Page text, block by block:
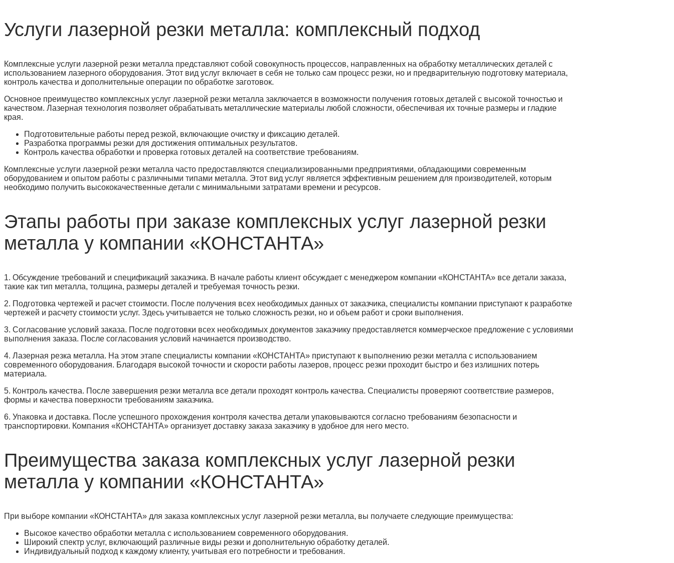
Услуги лазерной резки металла: комплексный подход
Комплексные услуги лазерной резки металла представляют собой совокупность процессов, направленных на обработку металлических деталей с
использованием лазерного оборудования. Этот вид услуг включает в себя не только сам процесс резки, но и предварительную подготовку материала,
контроль качества и дополнительные операции по обработке заготовок.
Основное преимущество комплексных услуг лазерной резки металла заключается в возможности получения готовых деталей с высокой точностью и
качеством. Лазерная технология позволяет обрабатывать металлические материалы любой сложности, обеспечивая их точные размеры и гладкие
края.
Подготовительные работы перед резкой, включающие очистку и фиксацию деталей.
Разработка программы резки для достижения оптимальных результатов.
Контроль качества обработки и проверка готовых деталей на соответствие требованиям.
Комплексные услуги лазерной резки металла часто предоставляются специализированными предприятиями, обладающими современным
оборудованием и опытом работы с различными типами металла. Этот вид услуг является эффективным решением для производителей, которым
необходимо получить высококачественные детали с минимальными затратами времени и ресурсов.
Этапы работы при заказе комплексных услуг лазерной резки
металла у компании «КОНСТАНТА»
1. Обсуждение требований и спецификаций заказчика. В начале работы клиент обсуждает с менеджером компании «КОНСТАНТА» все детали заказа,
такие как тип металла, толщина, размеры деталей и требуемая точность резки.
2. Подготовка чертежей и расчет стоимости. После получения всех необходимых данных от заказчика, специалисты компании приступают к разработке
чертежей и расчету стоимости услуг. Здесь учитывается не только сложность резки, но и объем работ и сроки выполнения.
3. Согласование условий заказа. После подготовки всех необходимых документов заказчику предоставляется коммерческое предложение с условиями
выполнения заказа. После согласования условий начинается производство.
4. Лазерная резка металла. На этом этапе специалисты компании «КОНСТАНТА» приступают к выполнению резки металла с использованием
современного оборудования. Благодаря высокой точности и скорости работы лазеров, процесс резки проходит быстро и без излишних потерь
материала.
5. Контроль качества. После завершения резки металла все детали проходят контроль качества. Специалисты проверяют соответствие размеров,
формы и качества поверхности требованиям заказчика.
6. Упаковка и доставка. После успешного прохождения контроля качества детали упаковываются согласно требованиям безопасности и
транспортировки. Компания «КОНСТАНТА» организует доставку заказа заказчику в удобное для него место.
Преимущества заказа комплексных услуг лазерной резки
металла у компании «КОНСТАНТА»
При выборе компании «КОНСТАНТА» для заказа комплексных услуг лазерной резки металла, вы получаете следующие преимущества:
Высокое качество обработки металла с использованием современного оборудования.
Широкий спектр услуг, включающий различные виды резки и дополнительную обработку деталей.
Индивидуальный подход к каждому клиенту, учитывая его потребности и требования.